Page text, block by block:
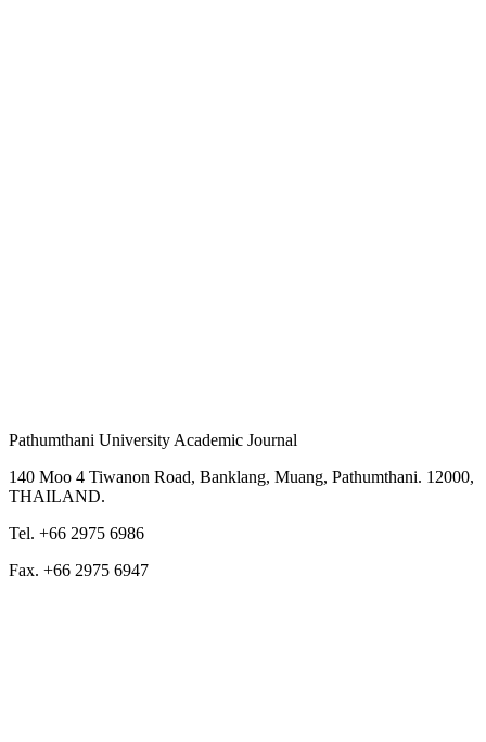
Pathumthani University Academic Journal
140 Moo 4 Tiwanon Road, Banklang, Muang, Pathumthani. 12000,
THAILAND.
Tel. +66 2975 6986
Fax. +66 2975 6947